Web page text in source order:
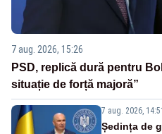
7 aug. 2026, 15:26
PSD, replică dură pentru
situație de forță majoră”
7 aug. 2026, 14:51
Ședința de